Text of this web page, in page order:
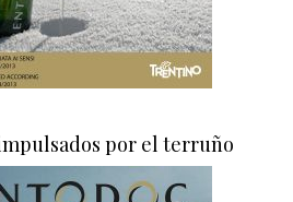
​​por el terruño